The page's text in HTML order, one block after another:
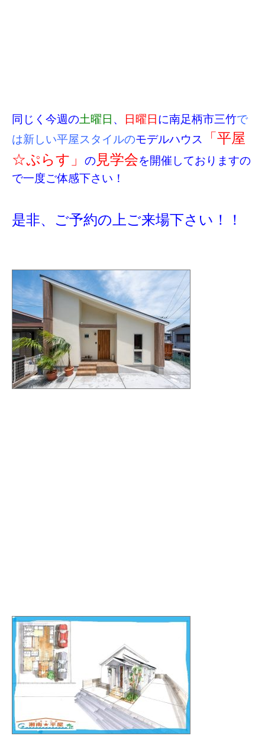
同じく今週の土曜日 、 日曜日 に南足柄市三竹で
は新しい平屋スタイルのモデルハウス
「平屋
☆ぷらす」
の 見学会を開催しておりますの
で一度ご体感下さい！
是非、ご予約の上ご来場下さい！！